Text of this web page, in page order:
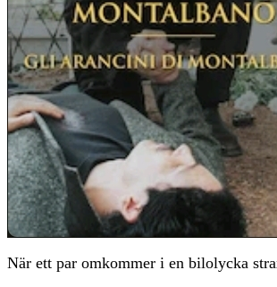
När ett par omkommer i en bilolycka